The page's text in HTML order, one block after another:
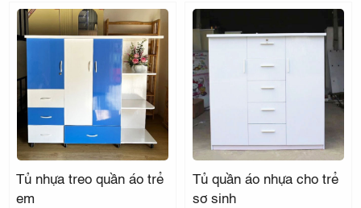
Tủ nhựa treo quần áo trẻ
em
Tủ quần áo nhựa cho trẻ
sơ sinh